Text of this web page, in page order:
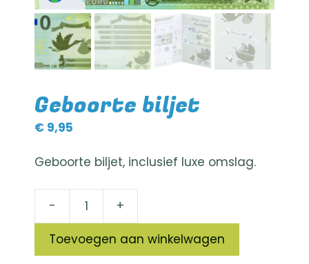
Geboorte biljet
€ 9,95
Geboorte biljet, inclusief luxe omslag.
-
biljet
aantal
+
Toevoegen aan winkelwagen